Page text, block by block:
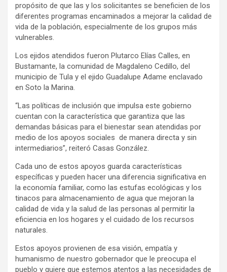
propósito de que las y los solicitantes se beneficien de los
diferentes programas encaminados a mejorar la calidad de
vida de la población, especialmente de los grupos más
vulnerables.
Los ejidos atendidos fueron Plutarco Elías Calles, en
Bustamante, la comunidad de Magdaleno Cedillo, del
municipio de Tula y el ejido Guadalupe Adame enclavado
en Soto la Marina.
“Las políticas de inclusión que impulsa este gobierno
cuentan con la característica que garantiza que las
demandas básicas para el bienestar sean atendidas por
medio de los apoyos sociales de manera directa y sin
intermediarios”, reiteró Casas González.
Cada uno de estos apoyos guarda características
específicas y pueden hacer una diferencia significativa en
la economía familiar, como las estufas ecológicas y los
tinacos para almacenamiento de agua que mejoran la
calidad de vida y la salud de las personas al permitir la
eficiencia en los hogares y el cuidado de los recursos
naturales.
Estos apoyos provienen de esa visión, empatía y
humanismo de nuestro gobernador que le preocupa el
pueblo y quiere que estemos atentos a las necesidades de